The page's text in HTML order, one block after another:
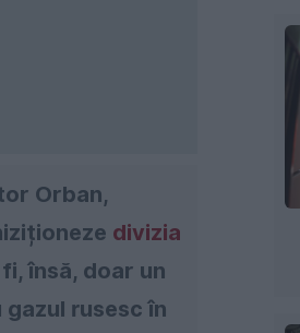
Orban,
divizia
însă, doar un
rusesc în